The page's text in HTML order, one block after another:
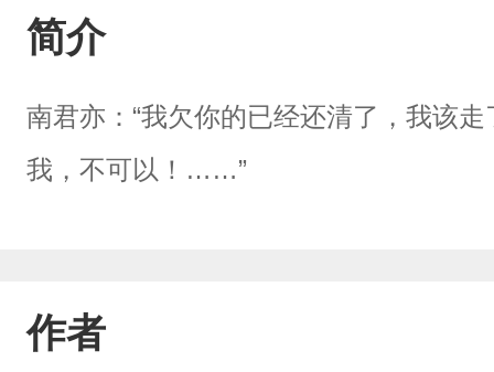
简介
南君亦：“我欠你的已经还清了，我该
我，不可以！……”
作者